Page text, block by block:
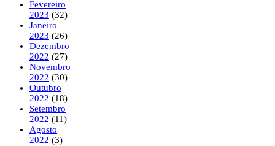
Fevereiro
2023 (32)
Janeiro
2023 (26)
Dezembro
2022 (27)
Novembro
2022 (30)
Outubro
2022 (18)
Setembro
2022 (11)
Agosto
2022 (3)